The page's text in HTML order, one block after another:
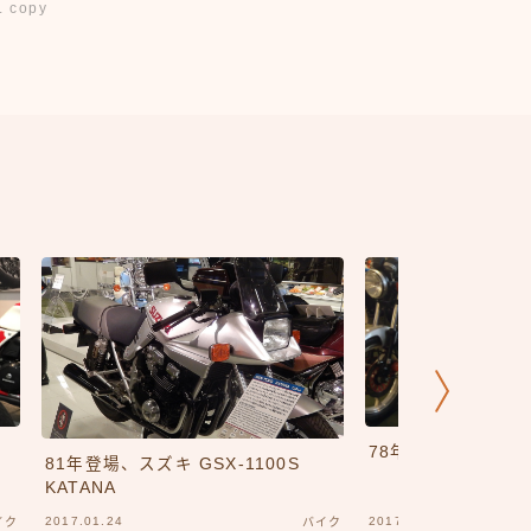
copy
ク
81年登場、スズキ GSX-1100S
KATANA
2017.01.24 バイク
78年式、スズキ
2017.01.13